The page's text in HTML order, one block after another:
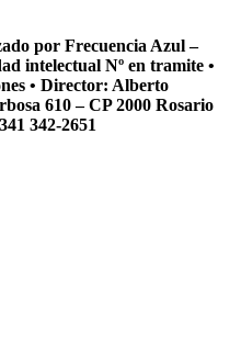
por Frecuencia Azul –
intelectual Nº en tramite •
• Director: Alberto
610 – CP 2000 Rosario
342-2651